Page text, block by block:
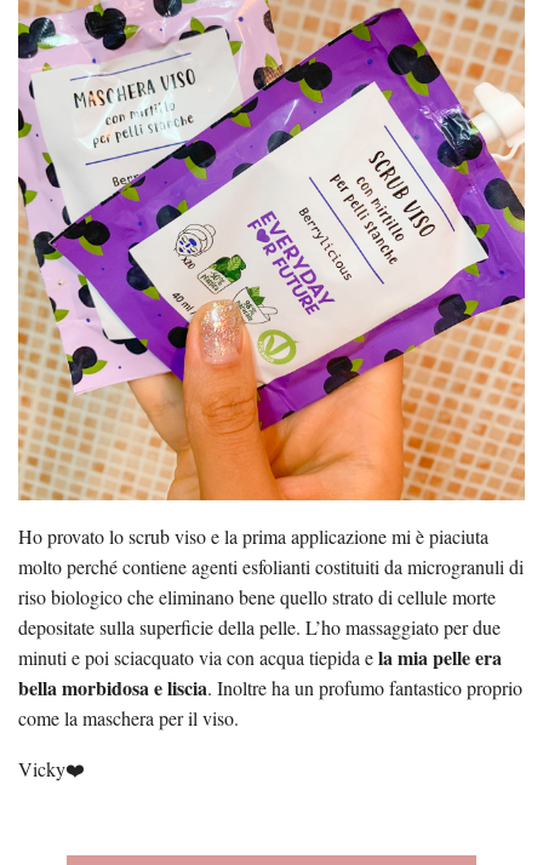
Ho provato lo scrub viso e la prima applicazione mi è piaciuta
molto perché contiene agenti esfolianti costituiti da microgranuli di
riso biologico che eliminano bene quello strato di cellule morte
depositate sulla superficie della pelle. L’ho massaggiato per due
minuti e poi sciacquato via con acqua tiepida ela mia pelle era
bella morbidosa e liscia. Inoltre ha un profumo fantastico proprio
come la maschera per il viso.
Vicky❤️